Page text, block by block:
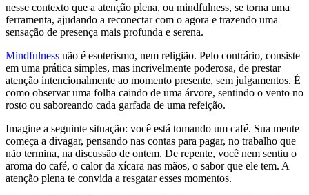
nesse contexto que a atenção plena, ou mindfulness, se torna uma
ferramenta, ajudando a reconectar com o agora e trazendo uma
sensação de presença mais profunda e serena.
Mindfulness não é esoterismo, nem religião. Pelo contrário, consiste
em uma prática simples, mas incrivelmente poderosa, de prestar
atenção intencionalmente ao momento presente, sem julgamentos. É
como observar uma folha caindo de uma árvore, sentindo o vento no
rosto ou saboreando cada garfada de uma refeição.
Imagine a seguinte situação: você está tomando um café. Sua mente
começa a divagar, pensando nas contas para pagar, no trabalho que
não termina, na discussão de ontem. De repente, você nem sentiu o
aroma do café, o calor da xícara nas mãos, o sabor que ele tem. A
atenção plena te convida a resgatar esses momentos.